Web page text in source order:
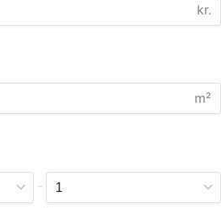
kr.
m²
-